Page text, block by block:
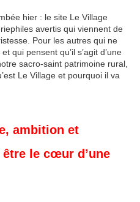
hier : le site Le Village
avertis qui viennent de
Pour les autres qui ne
qui pensent qu’il s’agit d’une
sacro-saint patrimoine rural,
Le Village et pourquoi il va
ambition et
le cœur d’une